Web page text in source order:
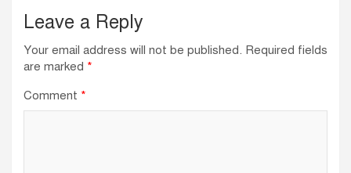
Leave a Reply
Your email address will not be published. Required fields
are marked *
Comment *